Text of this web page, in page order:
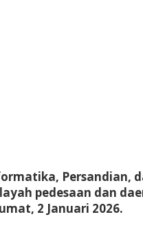
pedesaan dan
2 Januari 2026.